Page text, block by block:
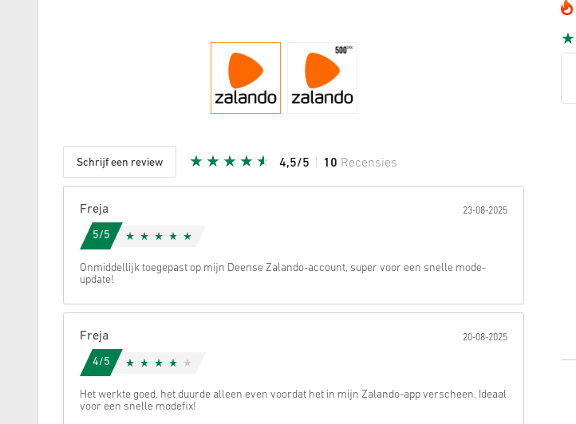
Schrijf een review 4,5/5 10 Recensies
Annuleren
Freja 23-08-2025
5/5
Onmiddellijk toegepast op mijn Deense Zalando-account, super voor een snelle mode-
update!
Freja 20-08-2025
4/5
Het werkte goed, het duurde alleen even voordat het in mijn Zalando-app verscheen. Ideaal
voor een snelle modefix!